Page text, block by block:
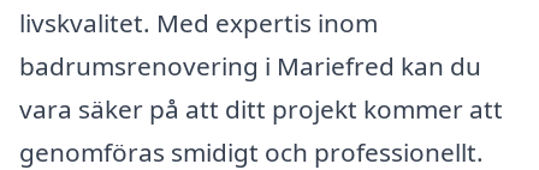
livskvalitet. Med expertis inom
badrumsrenovering i Mariefred kan du
vara säker på att ditt projekt kommer att
genomföras smidigt och professionellt.